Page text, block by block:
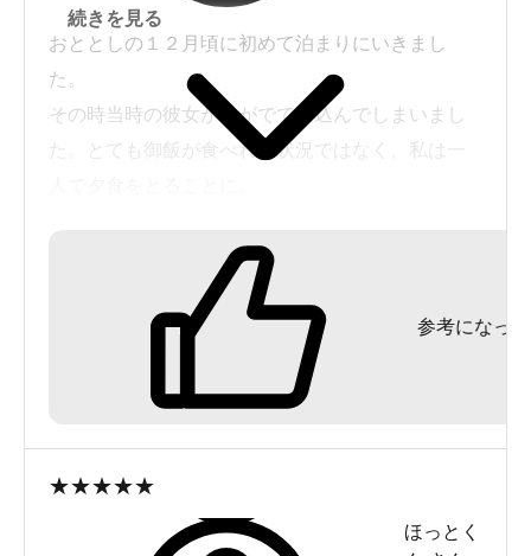
おととしの１２月頃に初めて泊まりにいきまし
た。
その時当時の彼女が熱がでて寝込んでしまいまし
た。とても御飯が食べれる状況ではなく、私は一
食事を無理を言って部屋まで運んでくれました。
（最初フロントに部屋食をお願いした時は断られ
てしまったのですが…。）
その後も彼女の体調を気遣って果物を持ってきた
り、とても親切にして頂きました。
いと思います。（今月生まれる子供を連れて）
続きを見る
参考になった
★★★★★
ほっとく